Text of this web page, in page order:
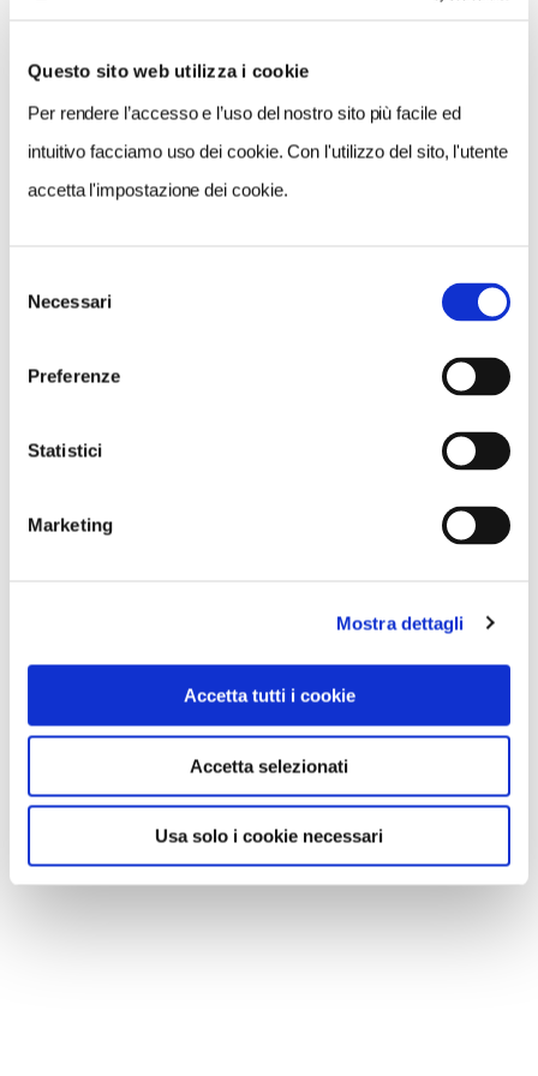
Questo sito web utilizza i cookie
Per rendere l’accesso e l’uso del nostro sito più facile ed
intuitivo facciamo uso dei cookie. Con l'utilizzo del sito, l'utente
accetta l'impostazione dei cookie.
delNecessari
Preferenze
Statistici
Marketing
Mostra dettagli
Accetta tutti i cookie
Accetta selezionati
Usa solo i cookie necessari
Nessun risultato.
MAPPA